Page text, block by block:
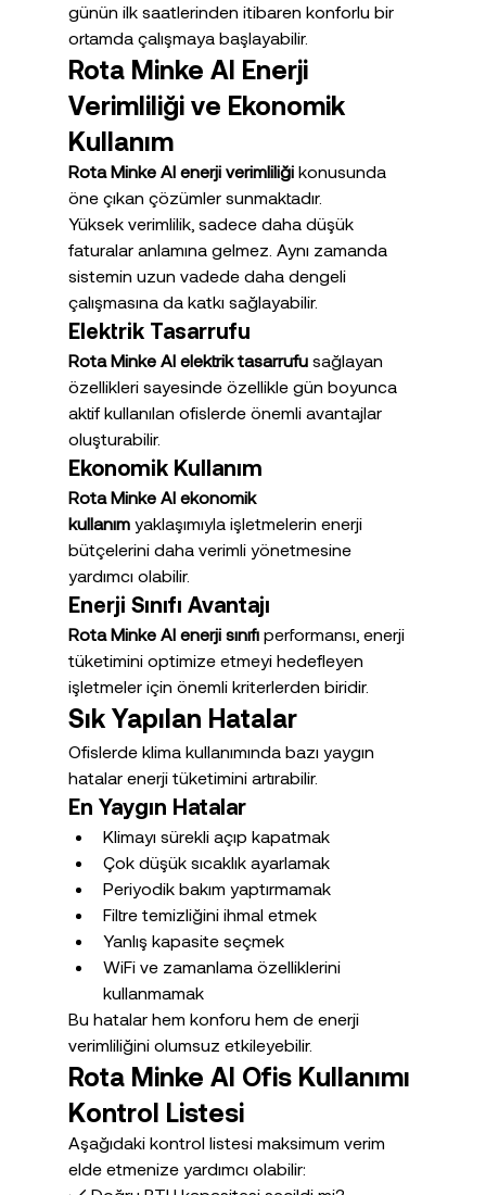
günün ilk saatlerinden itibaren konforlu bir
ortamda çalışmaya başlayabilir.
Rota Minke AI Enerji
Verimliliği ve Ekonomik
Kullanım
Rota Minke AI enerji verimliliği konusunda
öne çıkan çözümler sunmaktadır.
Yüksek verimlilik, sadece daha düşük
faturalar anlamına gelmez. Aynı zamanda
sistemin uzun vadede daha dengeli
çalışmasına da katkı sağlayabilir.
Elektrik Tasarrufu
Rota Minke AI elektrik tasarrufu sağlayan
özellikleri sayesinde özellikle gün boyunca
aktif kullanılan ofislerde önemli avantajlar
oluşturabilir.
Ekonomik Kullanım
Rota Minke AI ekonomik
kullanım yaklaşımıyla işletmelerin enerji
bütçelerini daha verimli yönetmesine
yardımcı olabilir.
Enerji Sınıfı Avantajı
Rota Minke AI enerji sınıfı performansı, enerji
tüketimini optimize etmeyi hedefleyen
işletmeler için önemli kriterlerden biridir.
Sık Yapılan Hatalar
Ofislerde klima kullanımında bazı yaygın
hatalar enerji tüketimini artırabilir.
En Yaygın Hatalar
Klimayı sürekli açıp kapatmak
Çok düşük sıcaklık ayarlamak
Periyodik bakım yaptırmamak
Filtre temizliğini ihmal etmek
Yanlış kapasite seçmek
WiFi ve zamanlama özelliklerini
kullanmamak
Bu hatalar hem konforu hem de enerji
verimliliğini olumsuz etkileyebilir.
Rota Minke AI Ofis Kullanımı
Kontrol Listesi
Aşağıdaki kontrol listesi maksimum verim
elde etmenize yardımcı olabilir: